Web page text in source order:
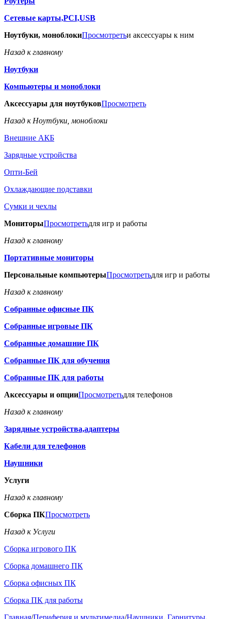
Сетевые карты,PCI,USB
Ноутбуки, моноблокиПросмотретьи аксессуары к ним
Назад к главному
Ноутбуки
Компьютеры и моноблоки
Аксессуары для ноутбуковПросмотреть
Назад к Ноутбуки, моноблоки
Внешние АКБ
Зарядные устройства
Опти-Бей
Охлаждающие подставки
Сумки и чехлы
МониторыПросмотретьдля игр и работы
Назад к главному
Портативные мониторы
Персональные компьютерыПросмотретьдля игр и работы
Назад к главному
Собранные офисные ПК
Собранные игровые ПК
Собранные домашние ПК
Собранные ПК для обучения
Собранные ПК для работы
Аксессуары и опцииПросмотретьдля телефонов
Назад к главному
Зарядные устройства,адаптеры
Кабели для телефонов
Наушники
Услуги
Назад к главному
Сборка ПКПросмотреть
Назад к Услуги
Сборка игрового ПК
Сборка домашнего ПК
Сборка офисных ПК
Сборка ПК для работы
Главная/Периферия и мультимедиа/Наушники, Гарнитуры,